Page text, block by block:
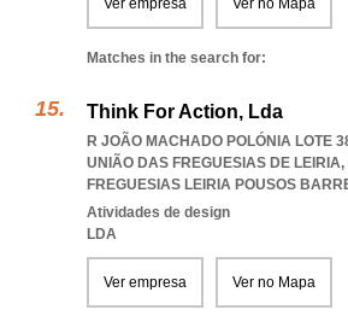
Ver empresa Ver no Mapa
Matches in the search for:
Think For Action, Lda
R JOÃO MACHADO POLÓNIA LOTE
UNIÃO DAS FREGUESIAS DE LEIRIA,
FREGUESIAS LEIRIA POUSOS
Atividades de design
LDA
Ver empresa Ver no Mapa